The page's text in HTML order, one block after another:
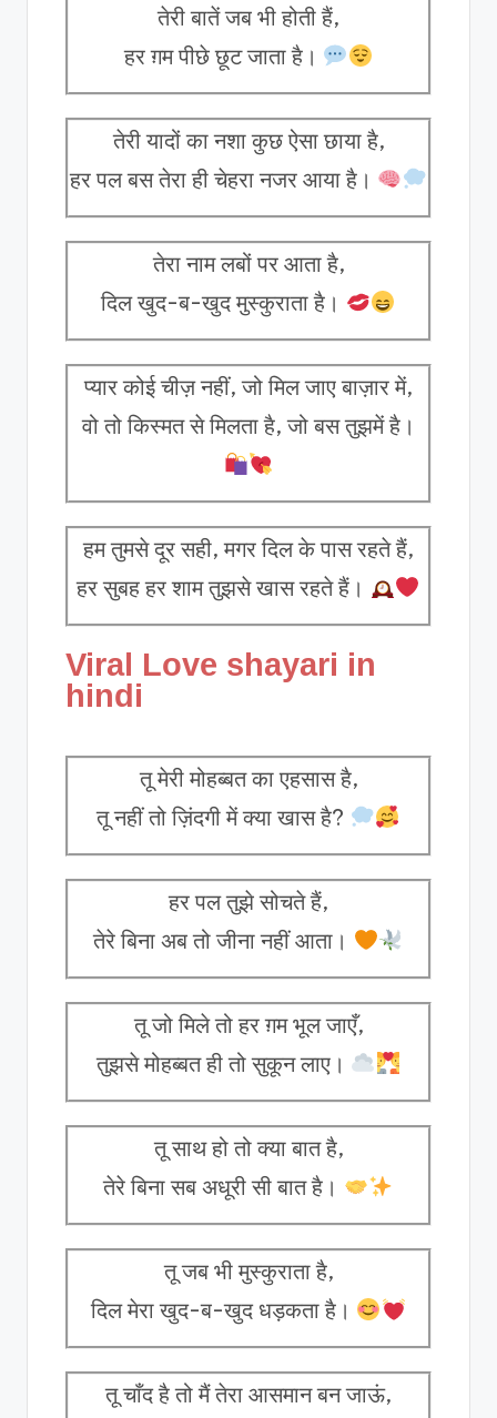
तेरी बातें जब भी होती हैं,
हर ग़म पीछे छूट जाता है।
तेरी यादों का नशा कुछ ऐसा छाया है,
हर पल बस तेरा ही चेहरा नजर आया है।
तेरा नाम लबों पर आता है,
दिल खुद-ब-खुद मुस्कुराता है।
प्यार कोई चीज़ नहीं, जो मिल जाए बाज़ार में,
वो तो किस्मत से मिलता है, जो बस तुझमें है।
हम तुमसे दूर सही, मगर दिल के पास रहते हैं,
हर सुबह हर शाम तुझसे खास रहते हैं।
Viral Love shayari in
hindi
तू मेरी मोहब्बत का एहसास है,
तू नहीं तो ज़िंदगी में क्या खास है?
हर पल तुझे सोचते हैं,
तेरे बिना अब तो जीना नहीं आता।
तू जो मिले तो हर ग़म भूल जाएँ,
तुझसे मोहब्बत ही तो सुकून लाए।
तू साथ हो तो क्या बात है,
तेरे बिना सब अधूरी सी बात है।
तू जब भी मुस्कुराता है,
दिल मेरा खुद-ब-खुद धड़कता है।
तू चाँद है तो मैं तेरा आसमान बन जाऊं,